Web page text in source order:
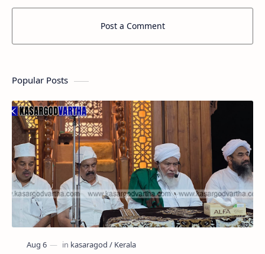
Post a Comment
Popular Posts